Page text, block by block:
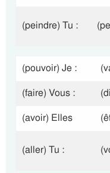
(peindre) Tu :
(pouvoir) Je :
(faire) Vous :
(avoir) Elles
(aller) Tu :